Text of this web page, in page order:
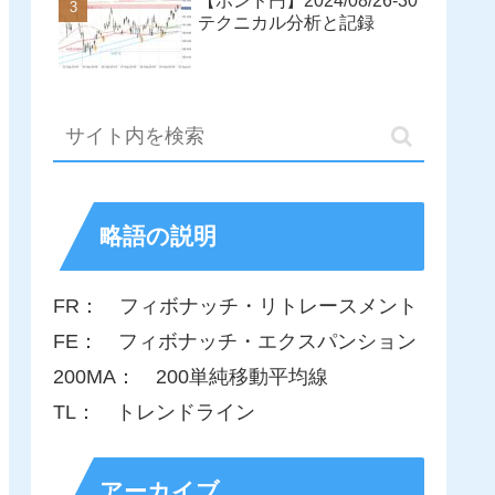
テクニカル分析と記録
略語の説明
FR： フィボナッチ・リトレースメント
FE： フィボナッチ・エクスパンション
200MA： 200単純移動平均線
TL： トレンドライン